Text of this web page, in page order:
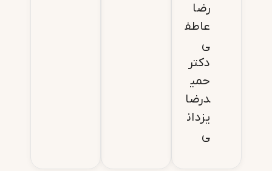
رضا
عاطف
ی
دکتر
حمی
درضا
یزدان
ی